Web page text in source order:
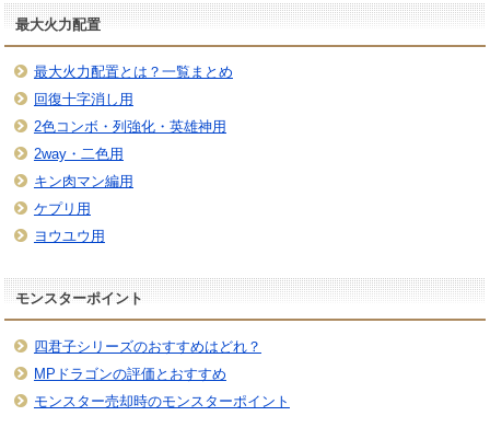
最大火力配置
最大火力配置とは？一覧まとめ
回復十字消し用
2色コンボ・列強化・英雄神用
2way・二色用
キン肉マン編用
ケプリ用
ヨウユウ用
モンスターポイント
四君子シリーズのおすすめはどれ？
MPドラゴンの評価とおすすめ
モンスター売却時のモンスターポイント